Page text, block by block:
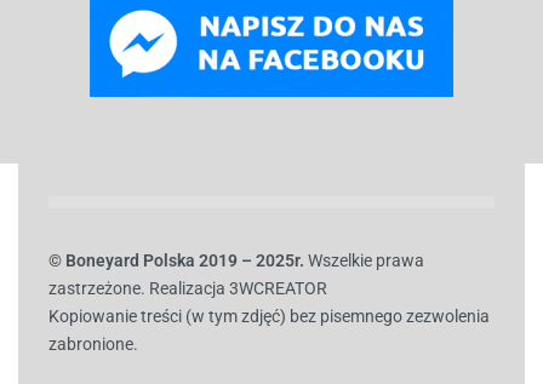
© Boneyard Polska 2019 – 2025r. Wszelkie prawa
zastrzeżone. Realizacja 3WCREATOR
Kopiowanie treści (w tym zdjęć) bez pisemnego zezwolenia
zabronione.